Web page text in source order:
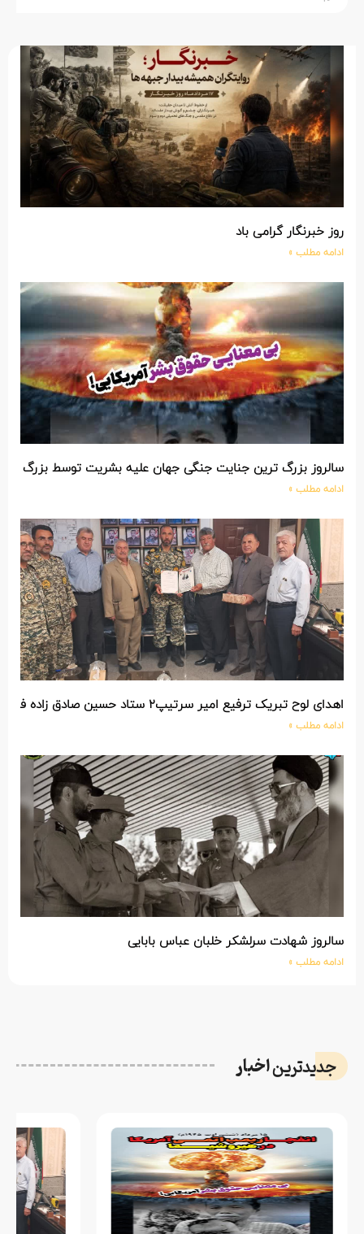
روز خبرنگار گرامی باد
ادامه مطلب »
سالروز بزرگ ترین جنایت جنگی جهان علیه بشریت توسط بزرگ
ادامه مطلب »
اهدای لوح تبریک ترفیع امیر سرتیپ۲ ستاد حسین صادق زاده فرمانده تیپ ۲۵ واکنش سریع شهید آبگون نزاجا مستقر در تبریز
ادامه مطلب »
سالروز شهادت سرلشکر خلبان عباس بابایی
ادامه مطلب »
جدیدتریناخبار